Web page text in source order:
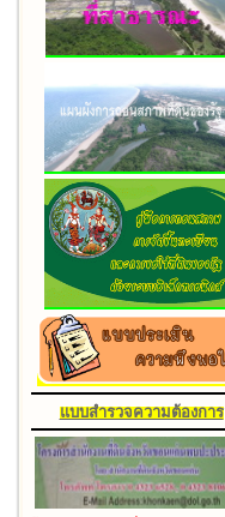
แบบสำรวจความต้องการ